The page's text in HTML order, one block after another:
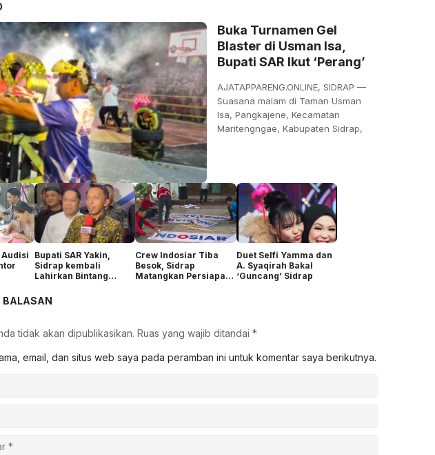
Buka Turnamen Gel
Blaster di Usman Isa,
Bupati SAR Ikut ‘Perang’
AJATAPPARENG.ONLINE, SIDRAP —
Suasana malam di Taman Usman
Isa, Pangkajene, Kecamatan
Maritengngae, Kabupaten Sidrap,
Audisi
Bupati SAR Yakin,
Sidrap kembali
Lahirkan Bintang
Crew Indosiar Tiba
Besok, Sidrap
Matangkan Persiapan
Duet Selfi Yamma dan
A. Syaqirah Bakal
‘Guncang’ Sidrap
BALASAN
tidak akan dipublikasikan. Ruas yang wajib ditandai *
email, dan situs web saya pada peramban ini untuk komentar saya berikutnya.